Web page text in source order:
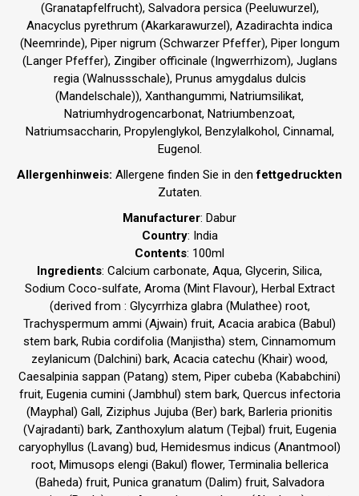
(Granatapfelfrucht), Salvadora persica (Peeluwurzel),
Anacyclus pyrethrum (Akarkarawurzel), Azadirachta indica
(Neemrinde), Piper nigrum (Schwarzer Pfeffer), Piper longum
(Langer Pfeffer), Zingiber officinale (Ingwer­rhizom), Juglans
regia (Walnussschale), Prunus amygdalus dulcis
(Mandelschale)), Xanthan­gummi, Natriumsilikat,
Natriumhydrogencarbonat, Natriumbenzoat,
Natriumsaccharin, Propylenglykol, Benzylalkohol, Cinnamal,
Eugenol.
Allergenhinweis: Allergene finden Sie in denfettgedruckten
Zutaten.
Manufacturer: Dabur
Country: India
Contents: 100ml
Ingredients: Calcium carbonate, Aqua, Glycerin, Silica,
Sodium Coco-sulfate, Aroma (Mint Flavour), Herbal Extract
(derived from : Glycyrrhiza glabra (Mulathee) root,
Trachyspermum ammi (Ajwain) fruit, Acacia arabica (Babul)
stem bark, Rubia cordifolia (Manjistha) stem, Cinnamomum
zeylanicum (Dalchini) bark, Acacia catechu (Khair) wood,
Caesalpinia sappan (Patang) stem, Piper cubeba (Kababchini)
fruit, Eugenia cumini (Jambhul) stem bark, Quercus infectoria
(Mayphal) Gall, Ziziphus Jujuba (Ber) bark, Barleria prionitis
(Vajradanti) bark, Zanthoxylum alatum (Tejbal) fruit, Eugenia
caryophyllus (Lavang) bud, Hemidesmus indicus (Anantmool)
root, Mimusops elengi (Bakul) flower, Terminalia bellerica
(Baheda) fruit, Punica granatum (Dalim) fruit, Salvadora